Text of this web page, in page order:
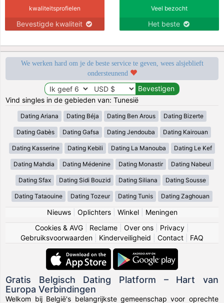
kwaliteitsprofielen
Bevestigde kwaliteit
Veel bezocht
Het beste
We werken hard om je de beste service te geven, wees alsjeblieft
ondersteunend
Vind singles in de gebieden van: Tunesië
Dating Ariana Dating Béja Dating Ben Arous Dating Bizerte
Dating Gabès Dating Gafsa Dating Jendouba Dating Kairouan
Dating Kasserine Dating Kebili Dating La Manouba Dating Le Kef
Dating Mahdia Dating Médenine Dating Monastir Dating Nabeul
Dating Sfax Dating Sidi Bouzid Dating Siliana Dating Sousse
Dating Tataouine Dating Tozeur Dating Tunis Dating Zaghouan
Nieuws| Oplichters| Winkel| Meningen
Cookies & AVG
Reclame Over ons Privacy
Gebruiksvoorwaarden
Kinderveiligheid Contact FAQ
Gratis Belgisch Dating Platform – Hart van
Europa Verbindingen
Welkom bij België's belangrijkste gemeenschap voor oprechte